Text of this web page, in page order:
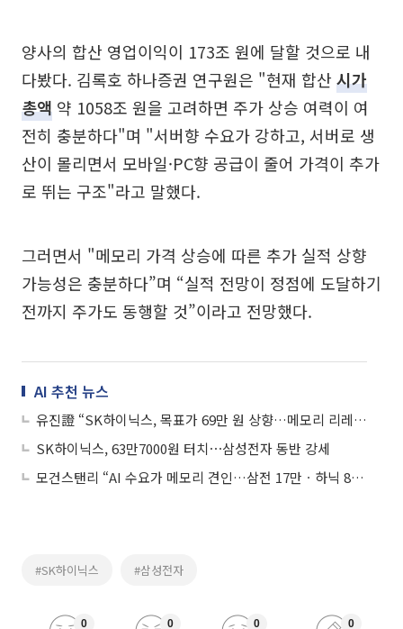
양사의 합산 영업이익이 173조 원에 달할 것으로 내
다봤다. 김록호 하나증권 연구원은 "현재 합산 시가
총액 약 1058조 원을 고려하면 주가 상승 여력이 여
전히 충분하다"며 "서버향 수요가 강하고, 서버로 생
산이 몰리면서 모바일·PC향 공급이 줄어 가격이 추가
로 뛰는 구조"라고 말했다.
그러면서 "메모리 가격 상승에 따른 추가 실적 상향
가능성은 충분하다”며 “실적 전망이 정점에 도달하기
전까지 주가도 동행할 것”이라고 전망했다.
AI 추천 뉴스
유진證 “SK하이닉스, 목표가 69만 원 상향…메모리 리레이팅 지속"
SK하이닉스, 63만7000원 터치⋯삼성전자 동반 강세
모건스탠리 “AI 수요가 메모리 견인…삼전 17만ㆍ하닉 85만 가능”
#SK하이닉스 #삼성전자
0 0 0 0